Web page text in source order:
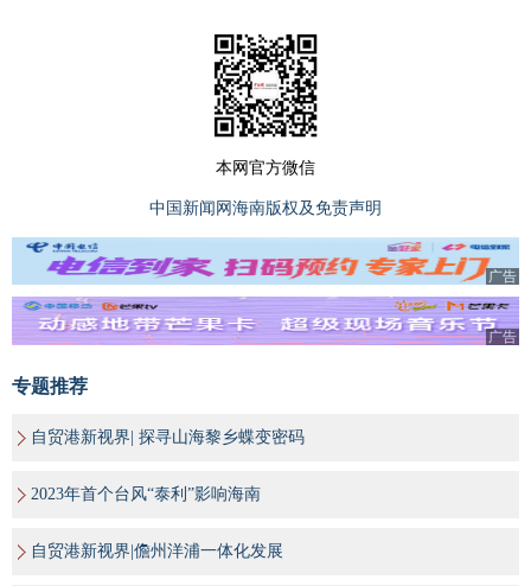
本网官方微信
中国新闻网海南版权及免责声明
广告
广告
专题推荐
自贸港新视界| 探寻山海黎乡蝶变密码
2023年首个台风“泰利”影响海南
自贸港新视界|儋州洋浦一体化发展